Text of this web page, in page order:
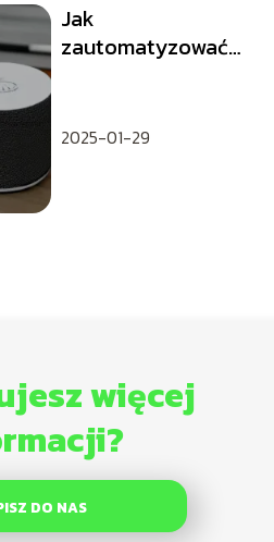
Jak
zautomatyzować
inteligentnych
2025-01-29
więcej
DO NAS